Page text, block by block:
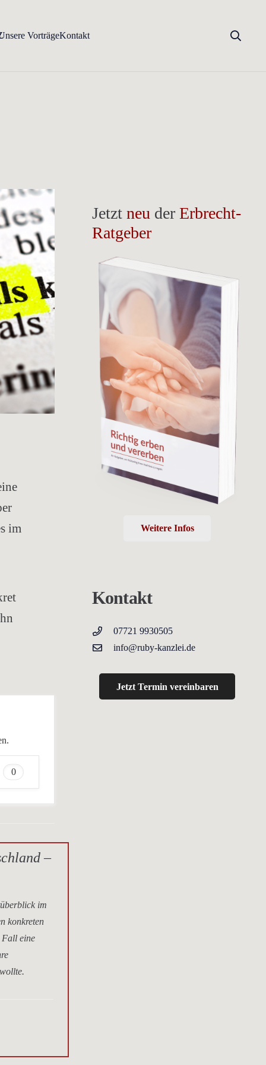
VorträgeKontakt
im
0
–
im
konkreten
Fall eine
Jetztneu derErbrecht-
Ratgeber
Weitere Infos
Kontakt
07721 9930505
info@ruby-kanzlei.de
Jetzt Termin vereinbaren